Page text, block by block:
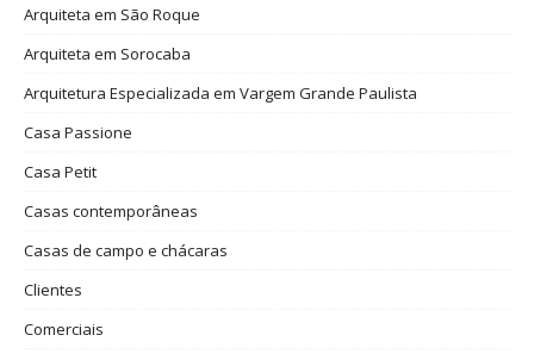
Arquiteta em São Roque
Arquiteta em Sorocaba
Arquitetura Especializada em Vargem Grande Paulista
Casa Passione
Casa Petit
Casas contemporâneas
Casas de campo e chácaras
Clientes
Comerciais